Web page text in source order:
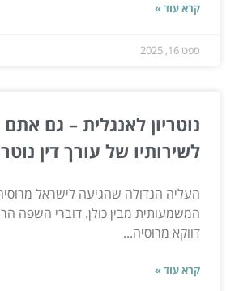
קרא עוד »
ספט 16, 2025
נוטריון לאנגלית – גם אתם
לשירותיו של עורך דין
העליה הגדולה שהגיעה לישראל
המשמעותית מבין כולן. דוברי השפה
דווקא מרוסיה...
קרא עוד »